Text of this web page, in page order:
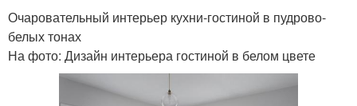
Очаровательный интерьер кухни-гостиной в пудрово-
белых тонах
На фото: Дизайн интерьера гостиной в белом цвете